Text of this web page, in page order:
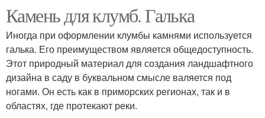
Камень для клумб. Галька
Иногда при оформлении клумбы камнями используется
галька. Его преимуществом является общедоступность.
Этот природный материал для создания ландшафтного
дизайна в саду в буквальном смысле валяется под
ногами. Он есть как в приморских регионах, так и в
областях, где протекают реки.